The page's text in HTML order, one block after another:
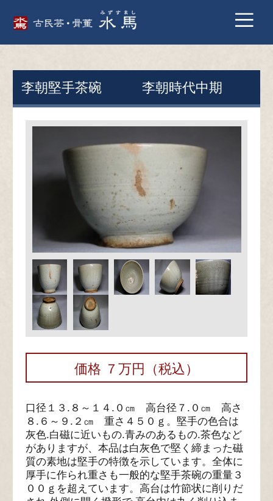
李朝堅手茶碗 李朝時代中期
価格 ７万円（税込）
口径１３.８～１４.０㎝ 高台径７.０㎝ 高さ
８.６～９.２㎝ 重さ４５０ｇ。堅手の色合は
灰色.白磁に近いもの.青みのあるもの.茶色など
がありますが、本品は白灰色で堅く締まった磁
質の素地は堅手の特徴を示しています。全体に
厚手に作られ重さも一般的な堅手茶碗の重量３
００ｇを超えています。高台は竹節状に削りだ